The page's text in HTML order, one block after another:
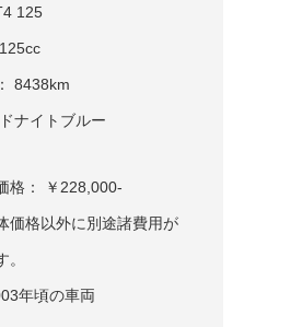
125
8438km
ナイトブルー
格： ￥228,000-
価格以外に別途諸費用が
年頃の車両